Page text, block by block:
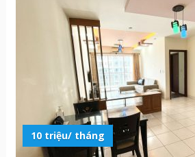
10 triệu/ tháng